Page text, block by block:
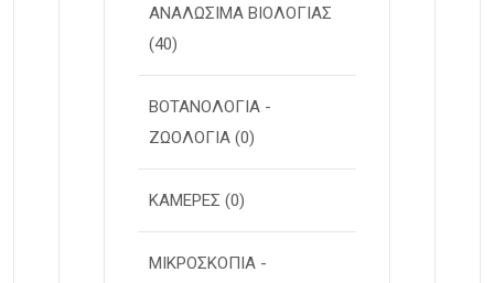
ΑΝΑΛΩΣΙΜΑ ΒΙΟΛΟΓΙΑΣ
(40)
ΒΟΤΑΝΟΛΟΓΙΑ -
ΖΩΟΛΟΓΙΑ (0)
ΚΑΜΕΡΕΣ (0)
ΜΙΚΡΟΣΚΟΠΙΑ -